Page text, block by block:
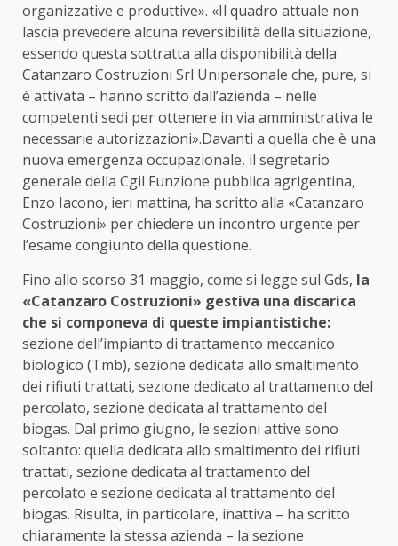
organizzative e produttive». «Il quadro attuale non
lascia prevedere alcuna reversibilità della situazione,
essendo questa sottratta alla disponibilità della
Catanzaro Costruzioni Srl Unipersonale che, pure, si
è attivata – hanno scritto dall’azienda – nelle
competenti sedi per ottenere in via amministrativa le
necessarie autorizzazioni».Davanti a quella che è una
nuova emergenza occupazionale, il segretario
generale della Cgil Funzione pubblica agrigentina,
Enzo Iacono, ieri mattina, ha scritto alla «Catanzaro
Costruzioni» per chiedere un incontro urgente per
l’esame congiunto della questione.
Fino allo scorso 31 maggio, come si legge sul Gds, la
«Catanzaro Costruzioni» gestiva una discarica
che si componeva di queste impiantistiche:
sezione dell’impianto di trattamento meccanico
biologico (Tmb), sezione dedicata allo smaltimento
dei rifiuti trattati, sezione dedicato al trattamento del
percolato, sezione dedicata al trattamento del
biogas. Dal primo giugno, le sezioni attive sono
soltanto: quella dedicata allo smaltimento dei rifiuti
trattati, sezione dedicata al trattamento del
percolato e sezione dedicata al trattamento del
biogas. Risulta, in particolare, inattiva – ha scritto
chiaramente la stessa azienda – la sezione